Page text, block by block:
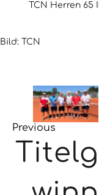
TCN Herren 65
Bild: TCN
Previous